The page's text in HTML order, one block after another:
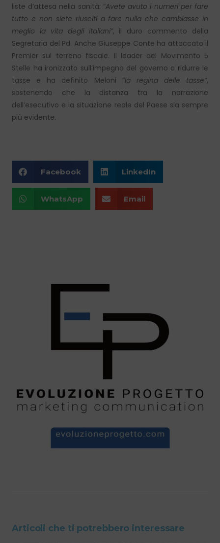
liste d’attesa nella sanità: “Avete avuto i numeri per fare
tutto e non siete riusciti a fare nulla che cambiasse in
meglio la vita degli italiani”, il duro commento della
Segretaria del Pd. Anche Giuseppe Conte ha attaccato il
Premier sul terreno fiscale. Il leader del Movimento 5
Stelle ha ironizzato sull’impegno del governo a ridurre le
tasse e ha definito Meloni “la regina delle tasse”,
sostenendo che la distanza tra la narrazione
dell’esecutivo e la situazione reale del Paese sia sempre
più evidente.
Facebook LinkedIn
WhatsApp Email
Articoli che ti potrebbero interessare